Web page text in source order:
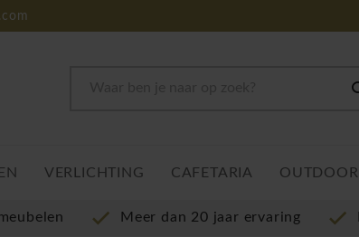
VERLICHTING CAFETARIA OUTDOOR
Meer dan 20 jaar ervaring